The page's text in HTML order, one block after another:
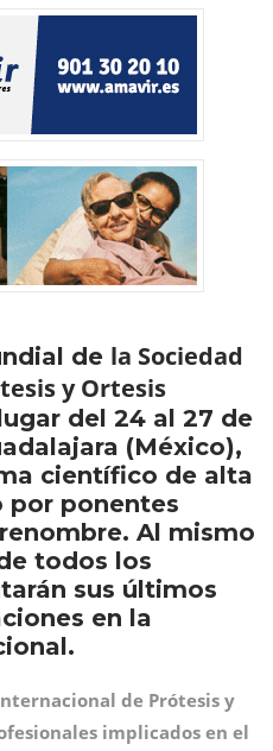
de la Sociedad
y Ortesis
del 24 al 27 de
(México),
científico de alta
por ponentes
Al mismo
todos los
sus últimos
en la
de Prótesis y
implicados en el